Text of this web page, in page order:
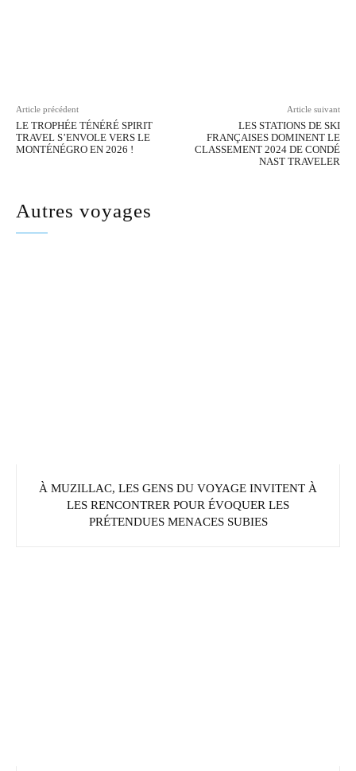
Article précédent
LE TROPHÉE TÉNÉRÉ SPIRIT
TRAVEL S’ENVOLE VERS LE
MONTÉNÉGRO EN 2026 !
Article suivant
LES STATIONS DE SKI
FRANÇAISES DOMINENT LE
CLASSEMENT 2024 DE CONDÉ
NAST TRAVELER
Autres voyages
À MUZILLAC, LES GENS DU VOYAGE INVITENT À
LES RENCONTRER POUR ÉVOQUER LES
PRÉTENDUES MENACES SUBIES